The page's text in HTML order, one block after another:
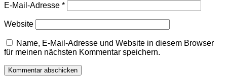
E-Mail-Adresse *
Website
Name, E-Mail-Adresse und Website in diesem Browser
für meinen nächsten Kommentar speichern.